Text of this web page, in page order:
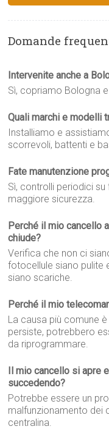
Domande
Intervenite anche a
Sì, copriamo Bologna
Quali marchi e modelli
Installiamo e
scorrevoli, battenti e
Fate manutenzione
Sì, controlli periodici
maggiore sicurezza.
Perché il mio cancello
chiude?
Verifica che non ci
fotocellule siano pulite
siano scariche.
Perché il mio
La causa più comune
persiste, potrebbero
da riprogrammare.
Il mio cancello si apre
succedendo?
Potrebbe essere un
malfunzionamento dei
centralina.